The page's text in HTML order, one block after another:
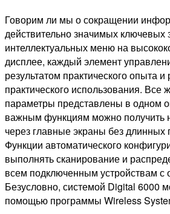
Говорим ли мы о сокращении
действительно значимых ключевых
интеллектуальных меню на
дисплее, каждый элемент
результатом практического опыта
практического использования.
параметры представлены в одном
важным функциям можно получить
через главные экраны без длинных
Функции автоматического
выполнять сканирование и
всем подключенным устройствам с
Безусловно, системой Digital 6000
помощью программы Wireless